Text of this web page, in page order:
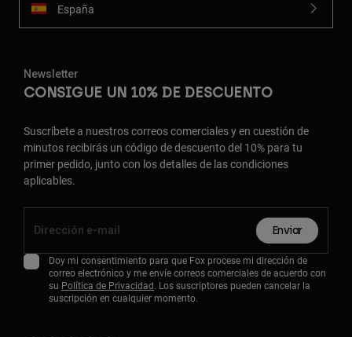
España
Newsletter
CONSIGUE UN 10% DE DESCUENTO
Suscríbete a nuestros correos comerciales y en cuestión de
minutos recibirás un código de descuento del 10% para tu
primer pedido, junto con los detalles de las condiciones
aplicables.
Enviar
Doy mi consentimiento para que Fox procese mi dirección de
correo electrónico y me envíe correos comerciales de acuerdo con
su Política de Privacidad. Los suscriptores pueden cancelar la
suscripción en cualquier momento.